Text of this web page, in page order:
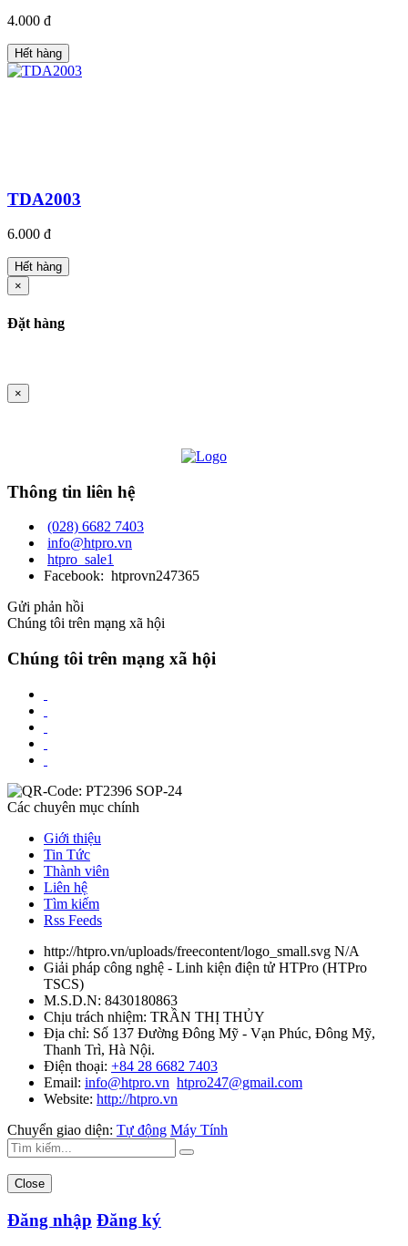
4.000 đ
Hết hàng
TDA2003
6.000 đ
Hết hàng
×
Đặt hàng
×
Thông tin liên hệ
(028) 6682 7403
info@htpro.vn
htpro_sale1
Facebook: htprovn247365
Gửi phản hồi
Chúng tôi trên mạng xã hội
Chúng tôi trên mạng xã hội
Các chuyên mục chính
Giới thiệu
Tin Tức
Thành viên
Liên hệ
Tìm kiếm
Rss Feeds
http://htpro.vn/uploads/freecontent/logo_small.svg N/A
Giải pháp công nghệ - Linh kiện điện tử HTPro (HTPro
TSCS)
M.S.D.N: 8430180863
Chịu trách nhiệm: TRẦN THỊ THỦY
Địa chỉ: Số 137 Đường Đông Mỹ - Vạn Phúc, Đông Mỹ,
Thanh Trì, Hà Nội.
Điện thoại: +84 28 6682 7403
Email: info@htpro.vn htpro247@gmail.com
Website: http://htpro.vn
Chuyển giao diện: Tự động Máy Tính
Close
Đăng nhập Đăng ký